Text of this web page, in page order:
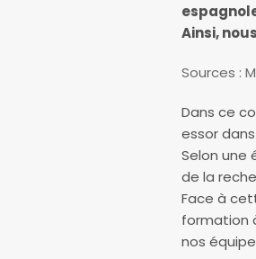
Ainsi,
Sources :
Dans ce
essor
Selon une
de la
Face à
formation
nos